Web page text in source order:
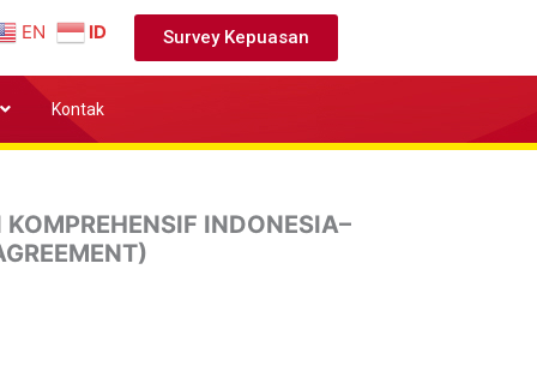
EN ID Survey Kepuasan
Kontak
INDONESIA–